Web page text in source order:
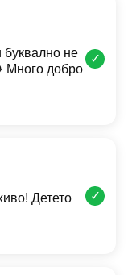
не
Много добро
✓
Детето
✓